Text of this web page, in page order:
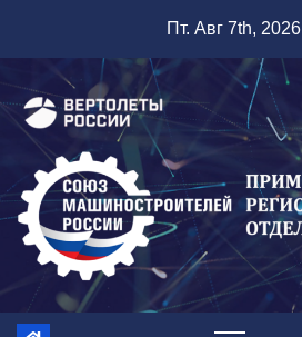
содержимому
Пт. Авг 7th, 2026